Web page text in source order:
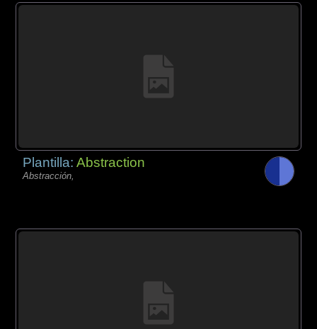
Plantilla:Abstraction
Abstracción,